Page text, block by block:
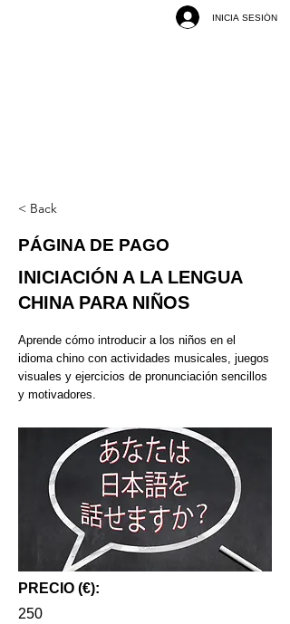
INICIA SESIÓN
< Back
PÁGINA DE PAGO
INICIACIÓN A LA LENGUA
CHINA PARA NIÑOS
Aprende cómo introducir a los niños en el
idioma chino con actividades musicales, juegos
visuales y ejercicios de pronunciación sencillos
y motivadores.
PRECIO (€):
250